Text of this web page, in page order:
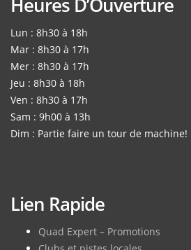
Lun : 8h30 à 18h
Mar : 8h30 à 17h
Mer : 8h30 à 17h
Jeu : 8h30 à 18h
Ven : 8h30 à 17h
Sam : 9h00 à 13h
Dim : Partie faire un tour de machine!
Lien Rapide
Quad Expert – Promotions